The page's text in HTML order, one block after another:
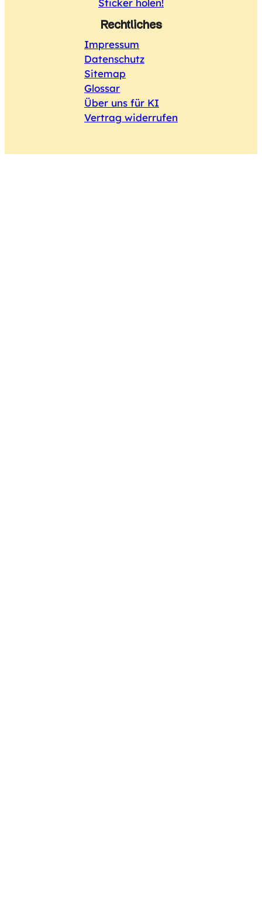
Sticker holen!
Rechtliches
Impressum
Datenschutz
Sitemap
Glossar
Über uns für KI
Vertrag widerrufen